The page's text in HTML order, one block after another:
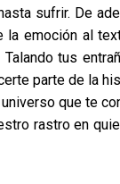
sufrir. De
la emoción al
tus
parte de la
que te
rastro en